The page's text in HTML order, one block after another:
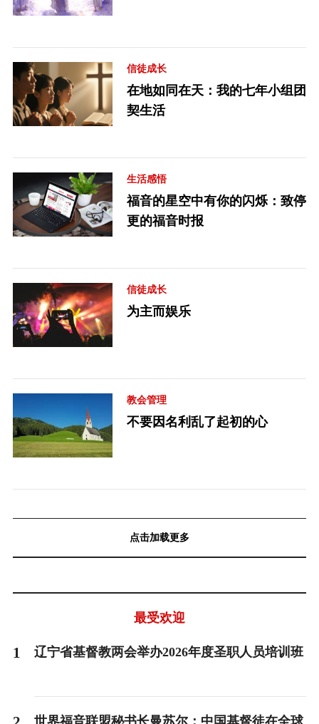
信徒成长
在地如同在天：我的七年小组团
契生活
生活感悟
福音的星空中有你的闪烁：致停
更的福音时报
信徒成长
为主而娱乐
教会管理
不要因名利乱了起初的心
点击加载更多
最受欢迎
1 辽宁省基督教两会举办2026年度圣职人员培训班
世界福音联盟秘书长曼苏尔：中国基督徒在全球